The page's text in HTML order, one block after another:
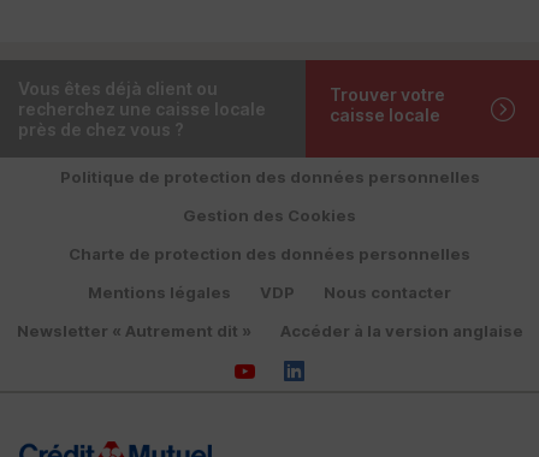
Vous êtes déjà client ou
recherchez une caisse locale
près de chez vous ?
Trouver votre
caisse locale
Politique de protection des données personnelles
Gestion des Cookies
Charte de protection des données personnelles
Mentions légales
VDP
Nous contacter
Newsletter « Autrement dit »
Accéder à la version anglaise